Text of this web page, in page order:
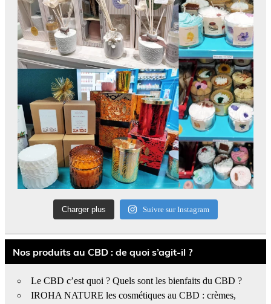
Charger plus Suivre sur Instagram
Nos produits au CBD : de quoi s’agit-il ?
Le CBD c’est quoi ? Quels sont les bienfaits du CBD ?
IROHA NATURE les cosmétiques au CBD : crèmes,